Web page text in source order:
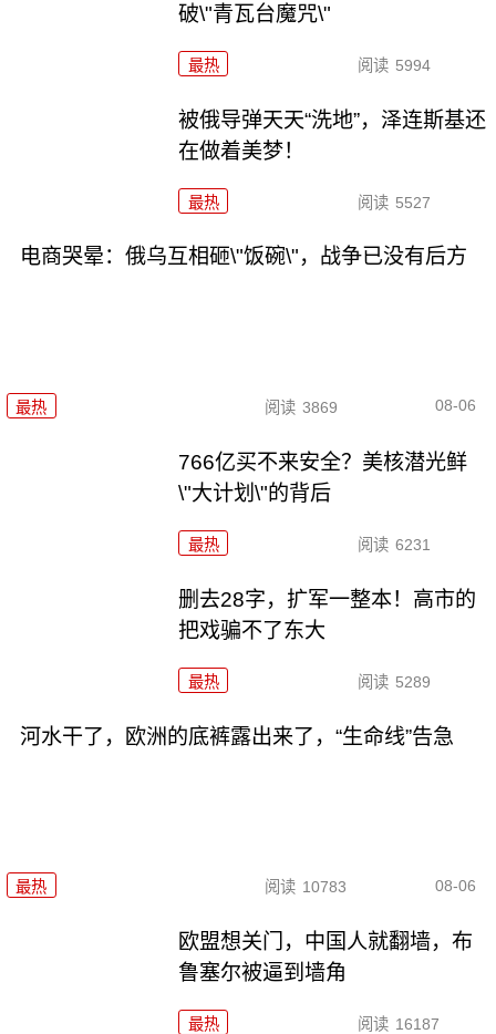
破\"青瓦台魔咒\"
最热 阅读 5994
被俄导弹天天“洗地”，泽连斯基还
在做着美梦！
最热 阅读 5527
电商哭晕：俄乌互相砸\"饭碗\"，战争已没有后方
最热 阅读 3869 08-06
766亿买不来安全？美核潜光鲜
\"大计划\"的背后
最热 阅读 6231
删去28字，扩军一整本！高市的
把戏骗不了东大
最热 阅读 5289
河水干了，欧洲的底裤露出来了，“生命线”告急
最热 阅读 10783 08-06
欧盟想关门，中国人就翻墙，布
鲁塞尔被逼到墙角
最热 阅读 16187